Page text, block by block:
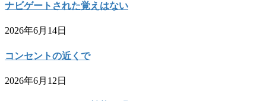
ナビゲートされた覚えはない
2026年6月14日
コンセントの近くで
2026年6月12日